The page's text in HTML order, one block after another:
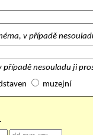
v případě
případě nesouladu ji
muzejní